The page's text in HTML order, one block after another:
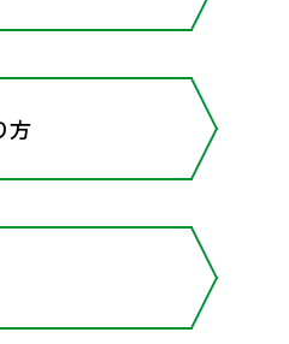
方